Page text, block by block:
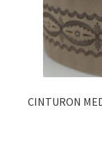
CINTURON